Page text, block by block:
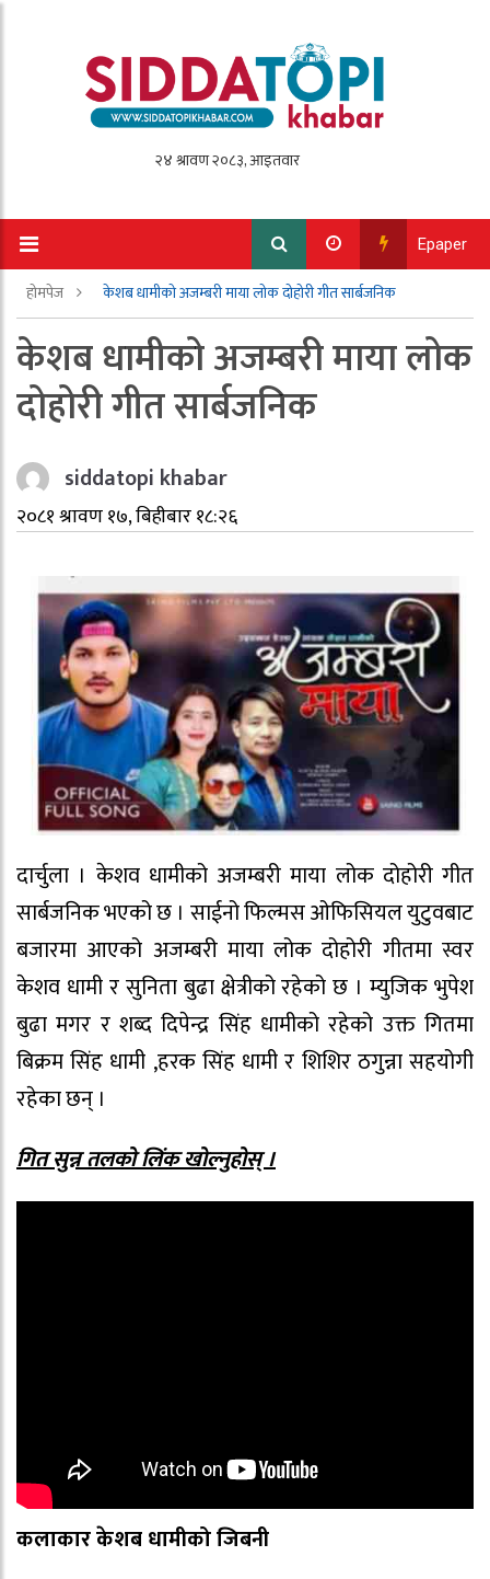
Epaper
होमपेज केशब धामीको अजम्बरी माया लोक दोहोरी गीत सार्बजनिक
केशब धामीको अजम्बरी माया लोक
दोहोरी गीत सार्बजनिक
siddatopi khabar
२०८१ श्रावण १७, बिहीबार १८:२६
दार्चुला । केशव धामीको अजम्बरी माया लोक दोहोरी गीत
सार्बजनिक भएको छ । साईनो फिल्मस ओफिसियल युटुवबाट
बजारमा आएको अजम्बरी माया लोक दोहोरी गीतमा स्वर
केशव धामी र सुनिता बुढा क्षेत्रीको रहेको छ । म्युजिक भुपेश
बुढा मगर र शब्द दिपेन्द्र सिंह धामीको रहेको उक्त गितमा
बिक्रम सिंह धामी ,हरक सिंह धामी र शिशिर ठगुन्ना सहयोगी
रहेका छन् ।
गित सुन्न तलको लिंक खोल्नुहोस् ।
कलाकार केशब धामीको जिबनी